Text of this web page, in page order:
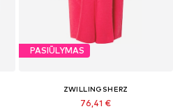
PASIŪLYMAS
ZWILLINGSHERZ
76,41 €